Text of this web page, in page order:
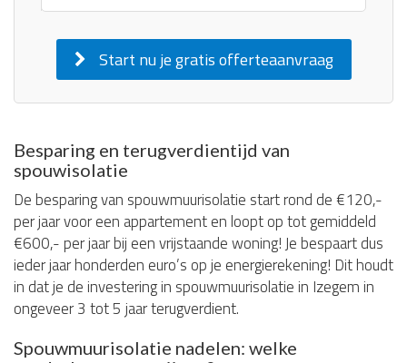
Start nu je gratis offerteaanvraag
Besparing en terugverdientijd van
spouwisolatie
De besparing van spouwmuurisolatie start rond de €120,-
per jaar voor een appartement en loopt op tot gemiddeld
€600,- per jaar bij een vrijstaande woning! Je bespaart dus
ieder jaar honderden euro’s op je energierekening! Dit houdt
in dat je de investering in spouwmuurisolatie in Izegem in
ongeveer 3 tot 5 jaar terugverdient.
Spouwmuurisolatie nadelen: welke